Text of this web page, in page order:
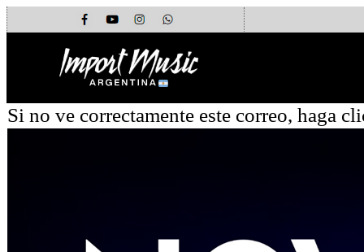
Si no ve correctamente este correo, haga